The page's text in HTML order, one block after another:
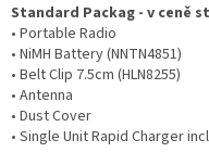
Standard Packag - v ceně
• Portable Radio
• NiMH Battery (NNTN4851)
• Belt Clip 7.5cm (HLN8255)
• Antenna
• Dust Cover
• Single Unit Rapid Charger